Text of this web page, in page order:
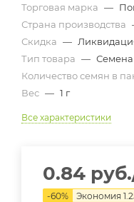
Торговая марка —
Страна производства
Скидка —
Тип товара — Семена
Количество семян в
Вес — 1 г
Все характеристики
0.84 руб.
-60% Экономия